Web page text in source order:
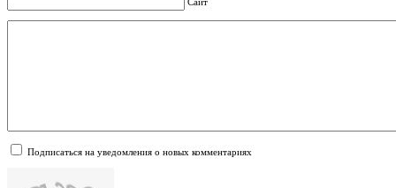
Подписаться на уведомления о новых комментариях